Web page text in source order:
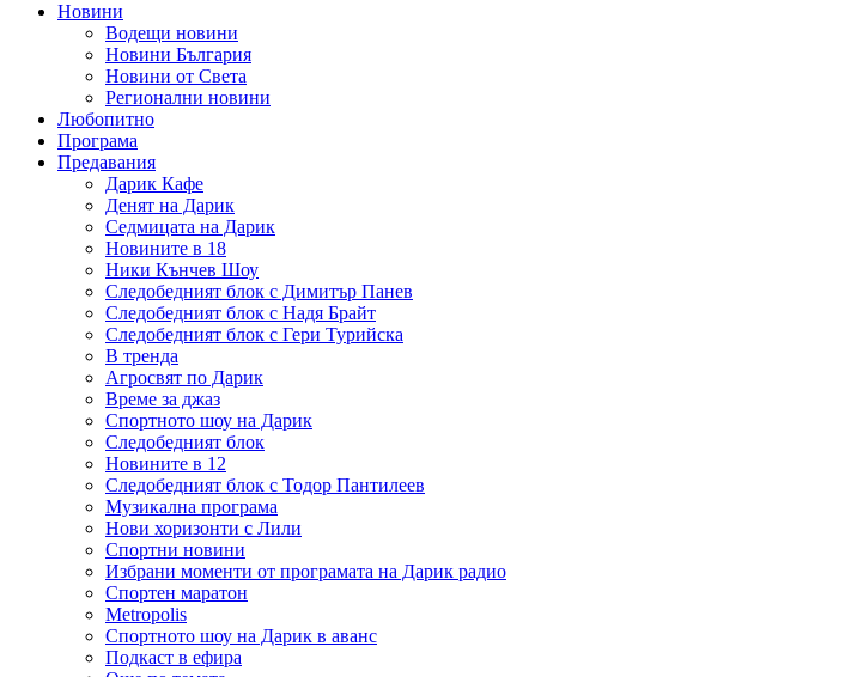
Новини
Водещи новини
Новини България
Новини от Света
Регионални новини
Любопитно
Програма
Предавания
Дарик Кафе
Денят на Дарик
Седмицата на Дарик
Новините в 18
Ники Кънчев Шоу
Следобедният блок с Димитър Панев
Следобедният блок с Надя Брайт
Следобедният блок с Гери Турийска
В тренда
Агросвят по Дарик
Време за джаз
Спортното шоу на Дарик
Следобедният блок
Новините в 12
Следобедният блок с Тодор Пантилеев
Музикална програма
Нови хоризонти с Лили
Спортни новини
Избрани моменти от програмата на Дарик радио
Спортен маратон
Metropolis
Спортното шоу на Дарик в аванс
Подкаст в ефира